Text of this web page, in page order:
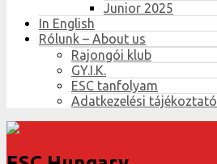
Junior 2025
In English
Rólunk – About us
Rajongói klub
GY.I.K.
ESC tanfolyam
Adatkezelési tájékoztató